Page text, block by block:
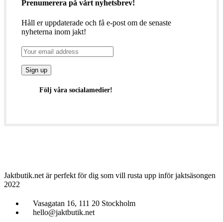
Prenumerera på vårt nyhetsbrev!
Håll er uppdaterade och få e-post om de senaste
nyheterna inom jakt!
Följ våra socialamedier!
Jaktbutik.net är perfekt för dig som vill rusta upp inför jaktsäsongen
2022
Vasagatan 16, 111 20 Stockholm
hello@jaktbutik.net